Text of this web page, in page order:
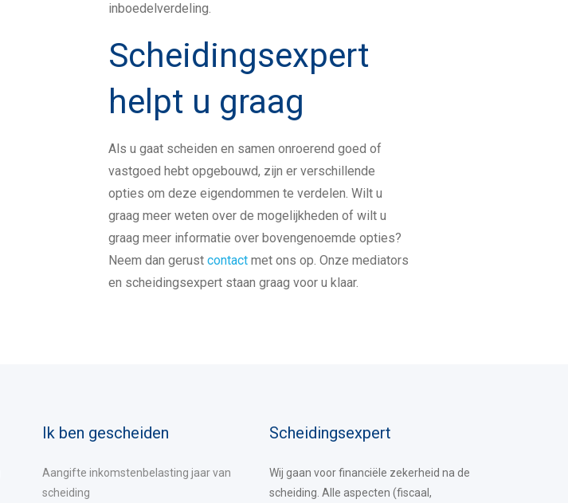
inboedelverdeling.
Scheidingsexpert
helpt u graag
Als u gaat scheiden en samen onroerend goed of
vastgoed hebt opgebouwd, zijn er verschillende
opties om deze eigendommen te verdelen. Wilt u
graag meer weten over de mogelijkheden of wilt u
graag meer informatie over bovengenoemde opties?
Neem dan gerust contact met ons op. Onze mediators
en scheidingsexpert staan graag voor u klaar.
Ik ben gescheiden
Aangifte inkomstenbelasting jaar van
scheiding
Scheidingsexpert
Wij gaan voor financiële zekerheid na de
scheiding. Alle aspecten (fiscaal,